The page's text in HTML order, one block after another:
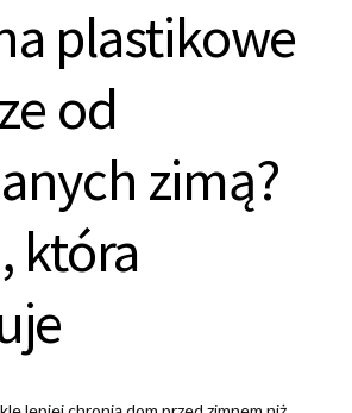
plastikowe
od
zimą?
która